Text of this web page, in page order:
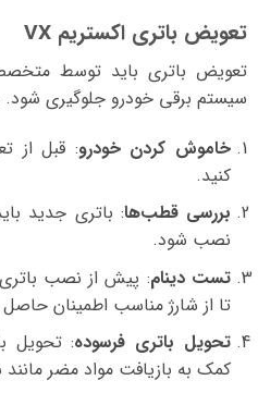
تعویض باتری اکستریم VX
تعویض باتری باید توسط
سیستم برقی خودرو جلوگیری شود.
خاموش کردن خودرو: قبل از
کنید.
بررسی قطب‌ها: باتری جدید
نصب شود.
تست دینام: پیش از نصب باتری
تا از شارژ مناسب اطمینان
تحویل باتری فرسوده: تحویل
کمک به بازیافت مواد مضر